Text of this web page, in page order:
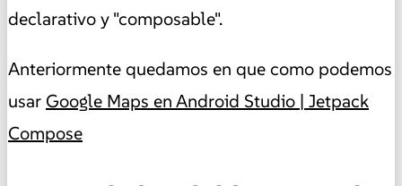
declarativo y "composable".
Anteriormente quedamos en que como podemos
usar Google Maps en Android Studio | Jetpack
Compose